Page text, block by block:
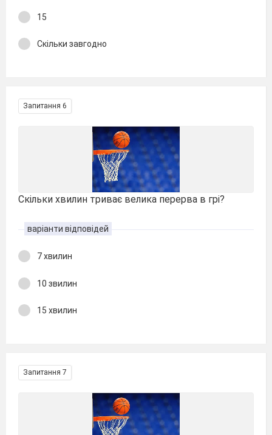
15
Скільки завгодно
Запитання 6
Скільки хвилин триває велика перерва в грі?
варіанти відповідей
7 хвилин
10 звилин
15 хвилин
Запитання 7